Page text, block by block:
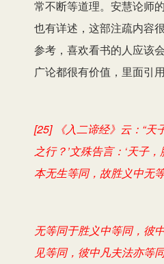
常不断等道理。安慧论师
也有详述，这部注疏内容
参考，喜欢看书的人应该
广论都很有价值，里面引
[25] 《入二谛经》云：“天
之行？’文殊告言：‘天子
本无生等同，故胜义中无
无等同于胜义中等同，彼
见等同，彼中凡夫法亦等